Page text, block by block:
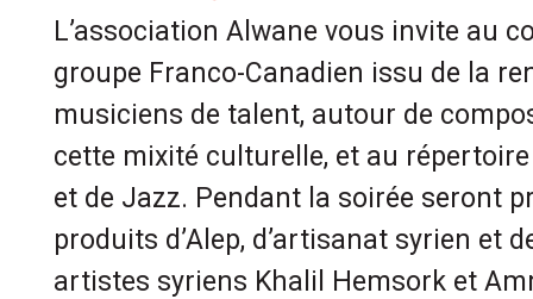
L’association Alwane vous invite au
groupe Franco-Canadien issu de la
musiciens de talent, autour de
cette mixité culturelle, et au
et de Jazz. Pendant la soirée seront
produits d’Alep, d’artisanat syrien et
artistes syriens Khalil Hemsork et